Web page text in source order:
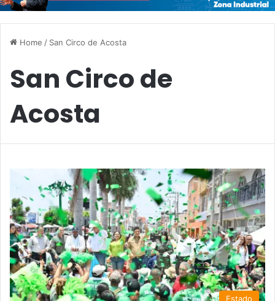
Home / San Circo de Acosta
San Circo de
Acosta
Estado